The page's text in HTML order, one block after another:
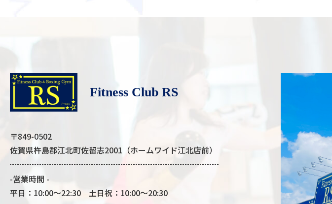
Fitness Club RS
〒849-0502
佐賀県杵島郡江北町佐留志2001（ホームワイド江北店前）
-営業時間 -
平日：10:00～22:30 土日祝：10:00～20:30